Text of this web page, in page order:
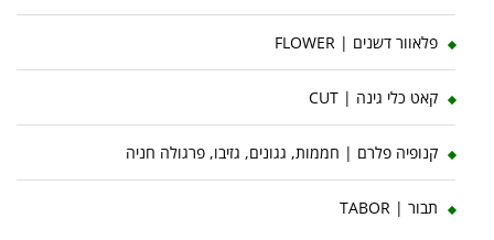
פלאוור דשנים | FLOWER
קאט כלי גינה | CUT
קנופיה פלרם | חממות, גגונים, גזיבו, פרגולה חניה
תבור | TABOR